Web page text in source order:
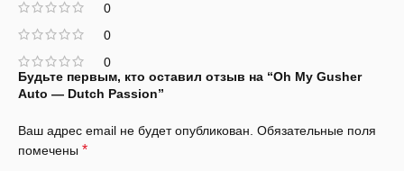
0
0
0
Будьте первым, кто оставил отзыв на “Oh My Gusher
Auto — Dutch Passion”
Ваш адрес email не будет опубликован. Обязательные поля
помечены *